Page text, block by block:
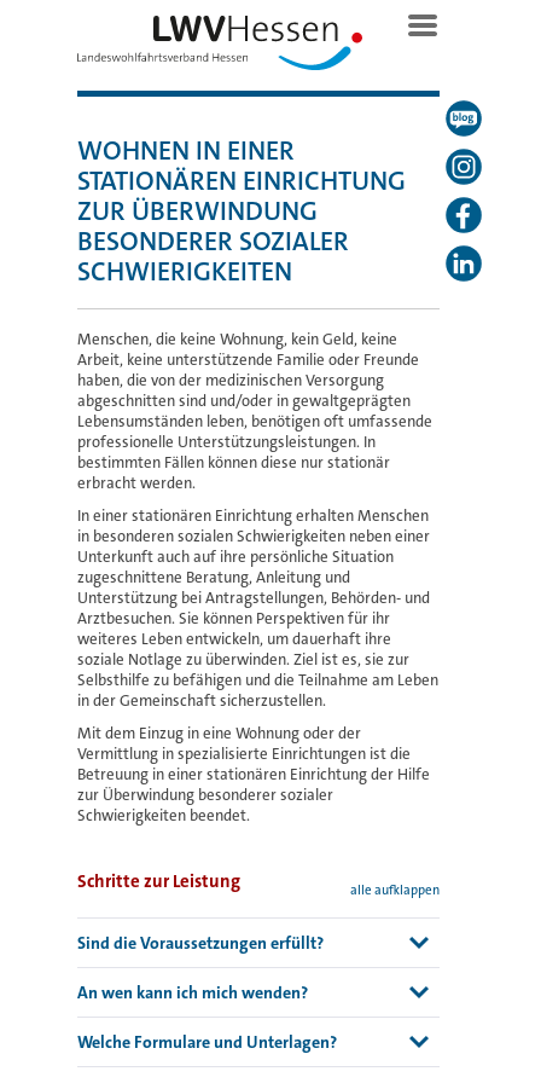
WOHNEN IN EINER
STATIONÄREN EINRICHTUNG
ZUR ÜBERWINDUNG
BESONDERER SOZIALER
SCHWIERIGKEITEN
Menschen, die keine Wohnung, kein Geld, keine
Arbeit, keine unterstützende Familie oder Freunde
haben, die von der medizinischen Versorgung
abgeschnitten sind und/oder in gewaltgeprägten
Lebensumständen leben, benötigen oft umfassende
professionelle Unterstützungsleistungen. In
bestimmten Fällen können diese nur stationär
erbracht werden.
In einer stationären Einrichtung erhalten Menschen
in besonderen sozialen Schwierigkeiten neben einer
Unterkunft auch auf ihre persönliche Situation
zugeschnittene Beratung, Anleitung und
Unterstützung bei Antragstellungen, Behörden- und
Arztbesuchen. Sie können Perspektiven für ihr
weiteres Leben entwickeln, um dauerhaft ihre
soziale Notlage zu überwinden. Ziel ist es, sie zur
Selbsthilfe zu befähigen und die Teilnahme am Leben
in der Gemeinschaft sicherzustellen.
Mit dem Einzug in eine Wohnung oder der
Vermittlung in spezialisierte Einrichtungen ist die
Betreuung in einer stationären Einrichtung der Hilfe
zur Überwindung besonderer sozialer
Schwierigkeiten beendet.
Schritte zur Leistung alle aufklappen
Sind die Voraussetzungen erfüllt?
mit sozialen Schwierigkeiten verbunden sind, haben
einen gesetzlichen Anspruch auf Leistungen der Hilfe
zur Überwindung besonderer sozialer
Schwierigkeiten, wenn sie sich nicht selbst helfen
An wen kann ich mich wenden?
Landeswohlfahrtsverband (LWV) Hessen für die
Bewilligung stationärer Leistungen nach §§ 67 ff.
Welche Formulare und Unterlagen?